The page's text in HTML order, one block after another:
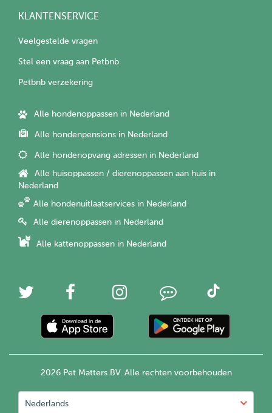
KLANTENSERVICE
Veelgestelde vragen
Stel een vraag aan Petbnb
Petbnb verzekering
Alle hondenoppassen in Nederland
Alle hondenpensions in Nederland
Alle hondenopvang adressen in Nederland
Alle huisoppassen / dierenoppassen aan huis in
Nederland
Alle hondenuitlaatservices in Nederland
Alle dierenoppassen in Nederland
Alle kattenoppassen in Nederland
2026 Pet Matters BV. Alle rechten voorbehouden
Nederlands